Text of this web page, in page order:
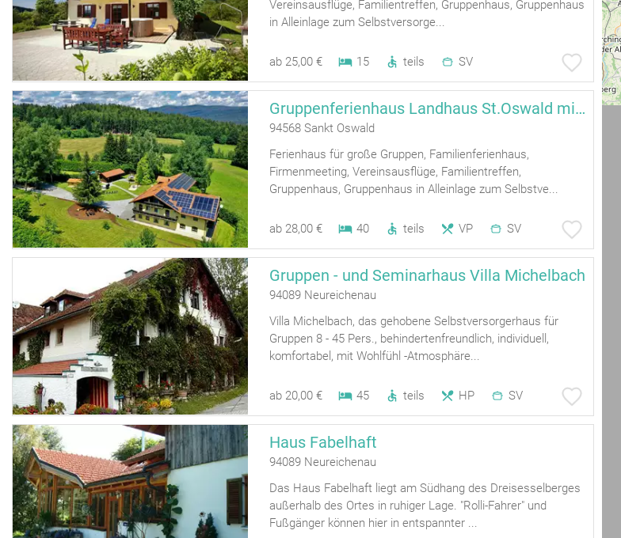
Vereinsausflüge, Familientreffen, Gruppenhaus, Gruppenhaus
in Alleinlage zum Selbstversorge...
ab 25,00 € 15 teils SV
Gruppenferienhaus Landhaus St.Oswald mit Pool und Whirlpool!
94568 Sankt Oswald
Ferienhaus für große Gruppen, Familienferienhaus,
Firmenmeeting, Vereinsausflüge, Familientreffen,
Gruppenhaus, Gruppenhaus in Alleinlage zum Selbstve...
ab 28,00 € 40 teils VP SV
Gruppen - und Seminarhaus Villa Michelbach
94089 Neureichenau
Villa Michelbach, das gehobene Selbstversorgerhaus für
Gruppen 8 - 45 Pers., behindertenfreundlich, individuell,
komfortabel, mit Wohlfühl -Atmosphäre...
ab 20,00 € 45 teils HP SV
Haus Fabelhaft
94089 Neureichenau
Das Haus Fabelhaft liegt am Südhang des Dreisesselberges
außerhalb des Ortes in ruhiger Lage. "Rolli-Fahrer" und
Fußgänger können hier in entspannter ...